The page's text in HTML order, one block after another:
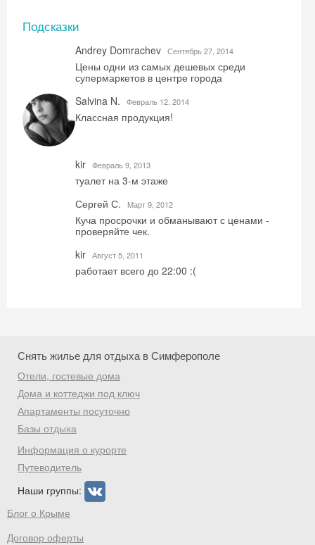
Подсказки
Andrey Domrachev Сентябрь 27, 2014
Цены одни из самых дешевых среди
супермаркетов в центре города
Salvina N.
Февраль 12, 2014
Классная продукция!
kir Февраль 9, 2013
туалет на 3-м этаже
Сергей С.
Mарт 9, 2012
Куча просрочки и обманывают с ценами -
проверяйте чек.
kir Август 5, 2011
работает всего до 22:00 :(
Снять жилье для отдыха в Симферополе
Отели, гостевые дома
Дома и коттеджи под ключ
Апартаменты посуточно
Базы отдыха
Информация о курорте
Путеводитель
Наши группы:
Блог о Крыме
Договор оферты
Получить промокод